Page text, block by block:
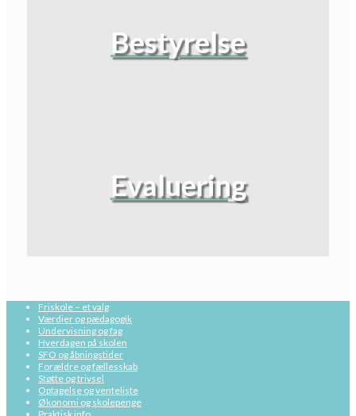
Bestyrelse
Evaluering
Friskole – et valg
Værdier og pædagogik
Undervisning og fag
Hverdagen på skolen
SFO og åbningstider
Forældre og fællesskab
Støtte og trivsel
Optagelse og venteliste
Økonomi og skolepenge